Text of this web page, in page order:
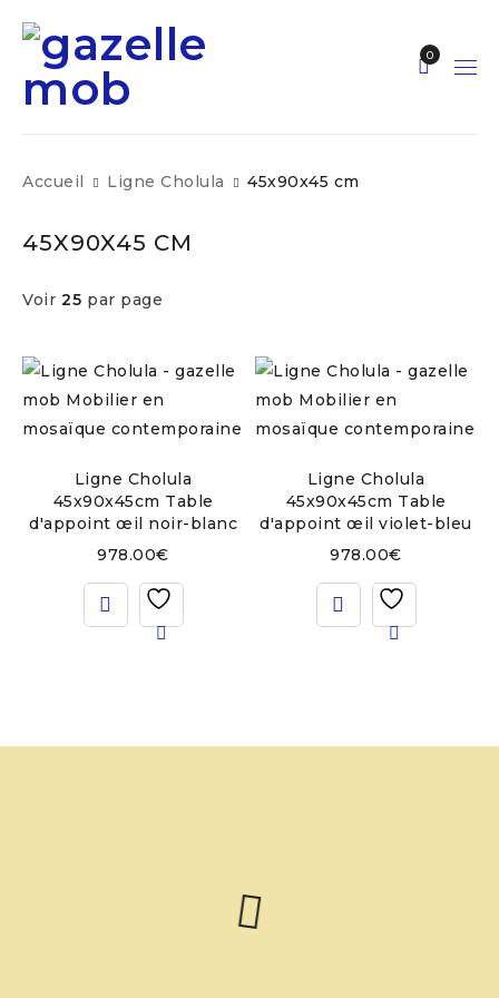
0
Accueil Ligne Cholula 45x90x45 cm
45X90X45 CM
Voir 25 par page
Ligne Cholula
45x90x45cm Table
d'appoint œil noir-blanc
978.00€
Ligne Cholula
45x90x45cm Table
d'appoint œil violet-bleu
978.00€